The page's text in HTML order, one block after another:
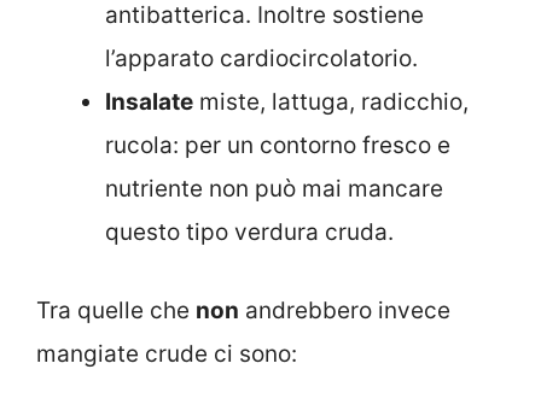
antibatterica. Inoltre sostiene
l’apparato cardiocircolatorio.
Insalate miste, lattuga, radicchio,
rucola: per un contorno fresco e
nutriente non può mai mancare
questo tipo verdura cruda.
Tra quelle che non andrebbero invece
mangiate crude ci sono: